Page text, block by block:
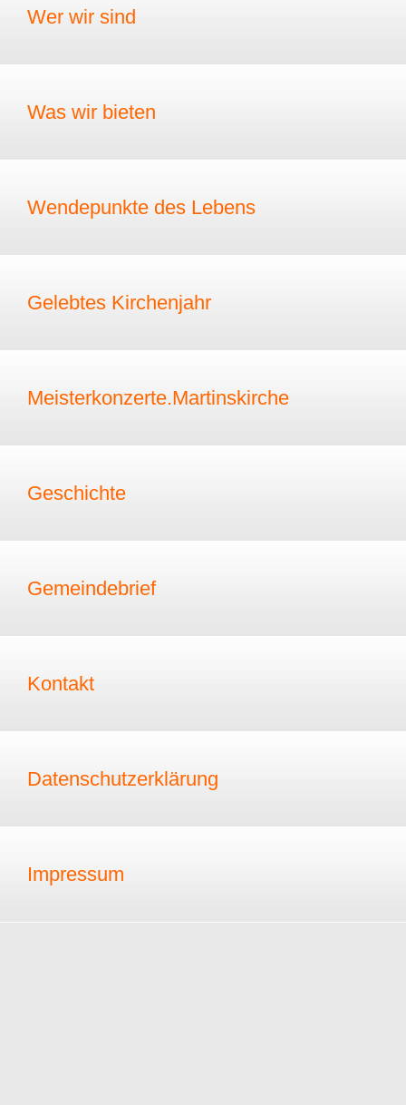
Wer wir sind
Was wir bieten
Wendepunkte des Lebens
Gelebtes Kirchenjahr
Meisterkonzerte.Martinskirche
Geschichte
Gemeindebrief
Kontakt
Datenschutzerklärung
Impressum